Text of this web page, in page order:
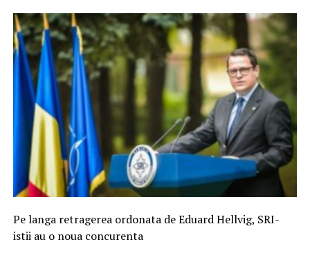
Pe langa retragerea ordonata de Eduard Hellvig, SRI-
istii au o noua concurenta